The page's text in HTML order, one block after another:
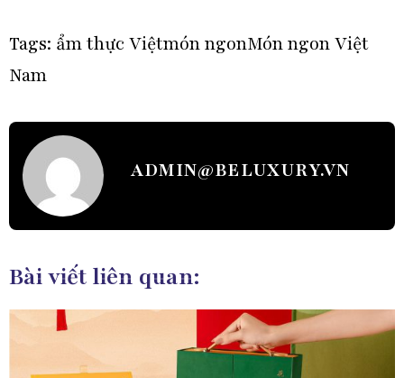
Tags: ẩm thực Việtmón ngonMón ngon Việt
Nam
ADMIN@BELUXURY.VN
Bài viết liên quan: